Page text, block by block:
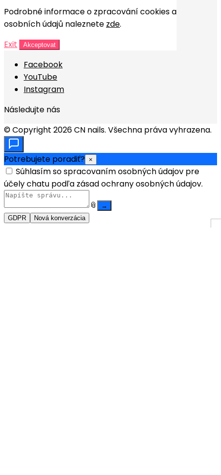
Podrobné informace o zpracování cookies a
osobních údajů naleznete zde.
Exit
Akceptovat
Facebook
YouTube
Instagram
Následujte nás
© Copyright 2026 CN nails. Všechna práva vyhrazena.
Potrebujete poradiť? ×
Súhlasím so spracovaním osobných údajov pre
účely chatu podľa zásad ochrany osobných údajov.
📎
→
GDPR
Nová konverzácia